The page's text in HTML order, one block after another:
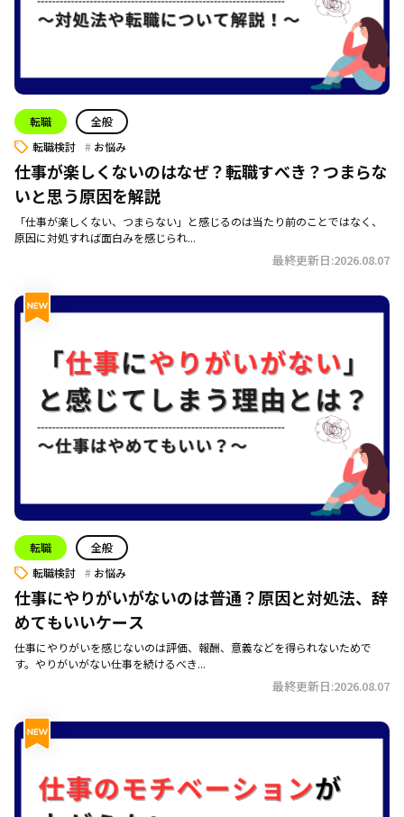
転職
全般
転職検討
お悩み
仕事が楽しくないのはなぜ？転職すべき？つまらな
いと思う原因を解説
「仕事が楽しくない、つまらない」と感じるのは当たり前のことではなく、
原因に対処すれば面白みを感じられ...
最終更新日:2026.08.07
転職
全般
転職検討
お悩み
仕事にやりがいがないのは普通？原因と対処法、辞
めてもいいケース
仕事にやりがいを感じないのは評価、報酬、意義などを得られないためで
す。やりがいがない仕事を続けるべき...
最終更新日:2026.08.07